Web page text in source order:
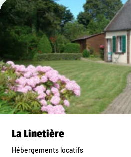
La Linetière
Hébergements locatifs